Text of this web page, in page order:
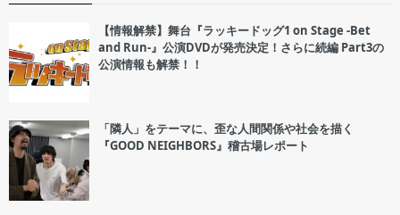
【情報解禁】舞台『ラッキードッグ1 on Stage -Bet
and Run-』公演DVDが発売決定！さらに続編 Part3の
公演情報も解禁！！
「隣人」をテーマに、歪な人間関係や社会を描く
『GOOD NEIGHBORS』稽古場レポート